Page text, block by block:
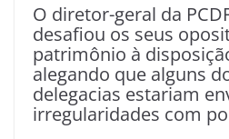
O diretor-geral da
desafiou os seus
patrimônio à
alegando que alguns
delegacias estariam
irregularidades com